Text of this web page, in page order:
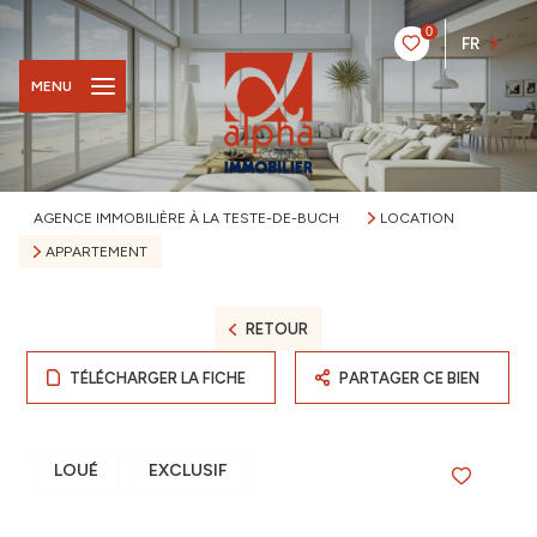
0
FR
MENU
AGENCE IMMOBILIÈRE À LA TESTE-DE-BUCH
LOCATION
APPARTEMENT
RETOUR
TÉLÉCHARGER LA FICHE PARTAGER CE BIEN
LOUÉ EXCLUSIF